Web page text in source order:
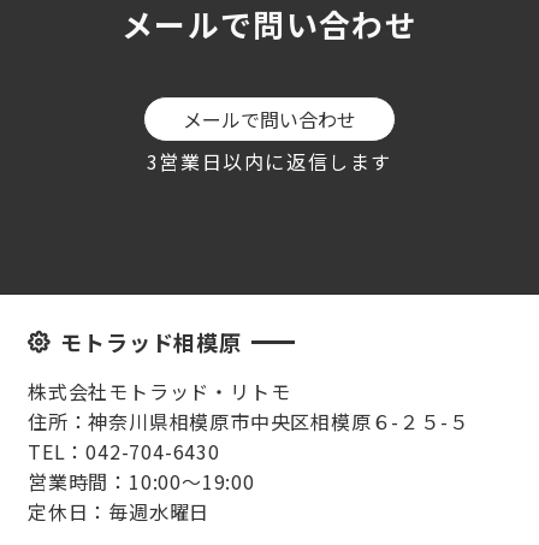
メールで問い合わせ
メールで問い合わせ
3営業日以内に返信します
モトラッド相模原
株式会社モトラッド・リトモ
住所：神奈川県相模原市中央区相模原６-２５-５
TEL：042-704-6430
営業時間：10:00～19:00
定休日：毎週水曜日